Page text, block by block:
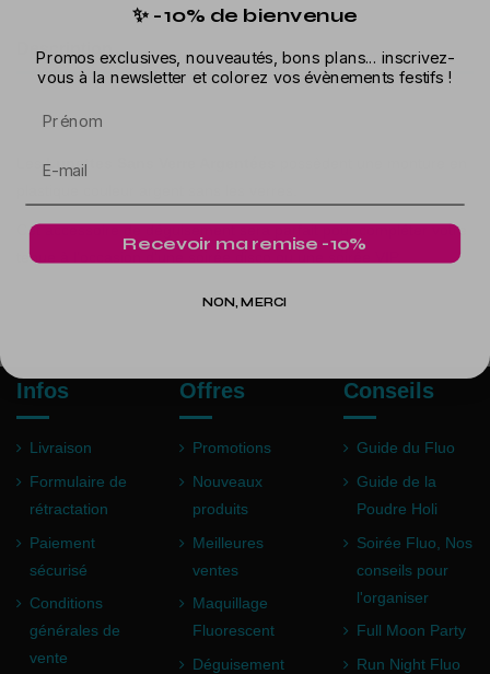
Description
LesLunettes Sans Verre Argentées
Cet accessoire de déguisement sera parfait pour compléter votre
tenue à l'occasion d'une soirée disco ou une soirée VIP.
Infos
Livraison
Formulaire de
rétractation
Paiement
sécurisé
Conditions
générales de
vente
Offres
Promotions
Nouveaux
produits
Meilleures
ventes
Maquillage
Fluorescent
Déguisement
Conseils
Guide du Fluo
Guide de la
Poudre Holi
Soirée Fluo, Nos
conseils pour
l'organiser
Full Moon Party
Run Night Fluo
✨ -10% de bienvenue
Promos exclusives, nouveautés, bons plans... inscrivez-
vous à la newsletter et colorez vos évènements festifs !
Recevoir ma remise -10%
NON, MERCI